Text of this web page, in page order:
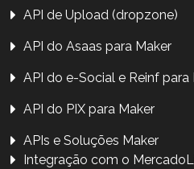
API de Upload (dropzone)
API do Asaas para Maker
API do e-Social e Reinf para
API do PIX para Maker
APIs e Soluções Maker
Integração com o